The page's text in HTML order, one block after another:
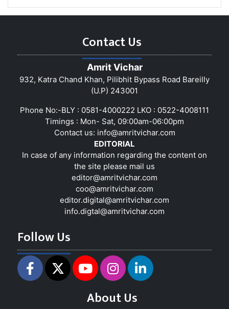
Contact Us
Amrit Vichar
932, Katra Chand Khan, Pilibhit Bypass Road Bareilly
(U.P) 243001
Phone No:-BLY : 0581-4000222 LKO : 0522-4008111
Timings : Mon- Sat, 09:00am-06:00pm
Contact us: info@amritvichar.com
EDITORIAL
In case of any information regarding the content on
the site please mail us
editor@amritvichar.com
coo@amritvichar.com
editor.digital@amritvichar.com
info.digtal@amritvichar.com
Follow Us
About Us